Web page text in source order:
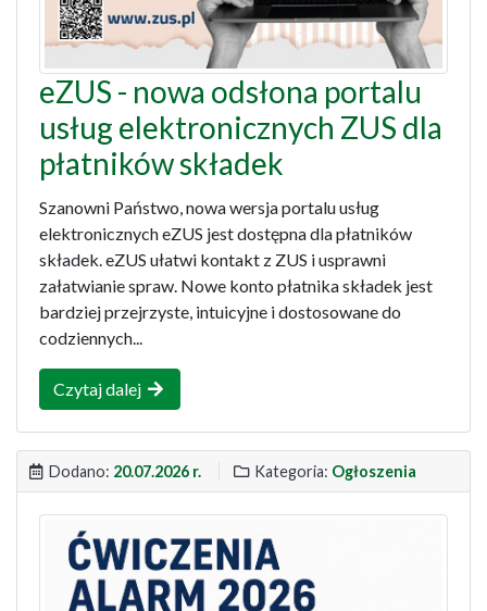
eZUS - nowa odsłona portalu
usług elektronicznych ZUS dla
płatników składek
Szanowni Państwo, nowa wersja portalu usług
elektronicznych eZUS jest dostępna dla płatników
składek. eZUS ułatwi kontakt z ZUS i usprawni
załatwianie spraw. Nowe konto płatnika składek jest
bardziej przejrzyste, intuicyjne i dostosowane do
codziennych...
Czytaj dalej
Dodano: 20.07.2026 r. Kategoria: Ogłoszenia